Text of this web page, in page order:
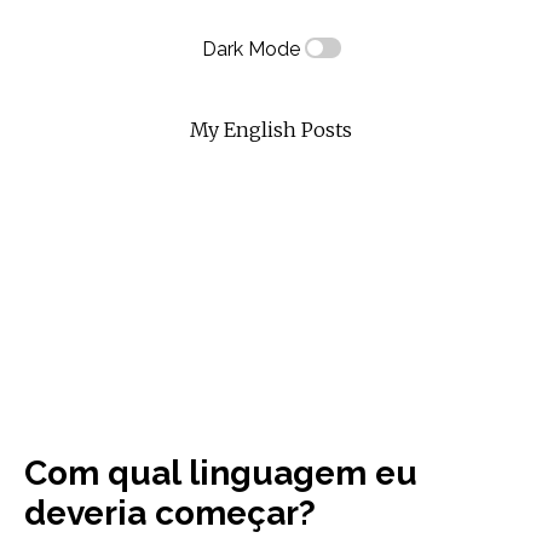
Dark Mode
My English Posts
Com qual linguagem eu
deveria começar?